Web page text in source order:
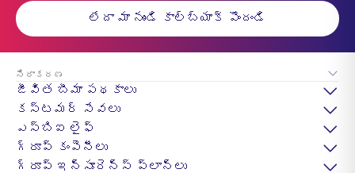
లేదా మా నుండి కాల్‌బ్యాక్ పొందండి
నిరాకరణ
జీవిత బీమా పథకాలు
కస్టమర్ సేవలు
ఎస్‌బిఐ లైఫ్
గ్రూప్ కంపెనీలు
గ్రూప్ ఇన్సూరెన్స్ ప్లాన్లు